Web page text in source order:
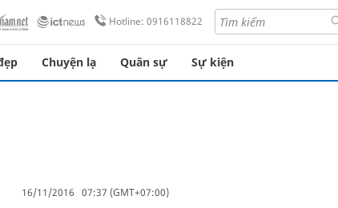
Hotline: 0916118822
Chuyện lạ Quân sự Sự kiện
16/11/2016 07:37 (GMT+07:00)